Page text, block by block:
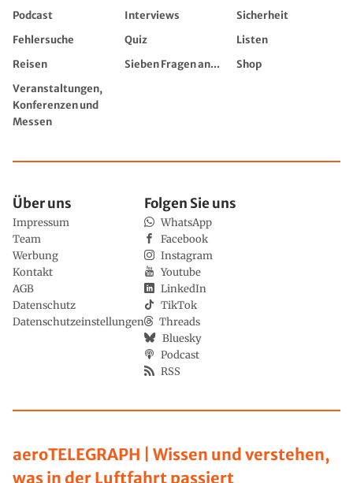
Podcast
Interviews
Sicherheit
Fehlersuche
Quiz
Listen
Reisen
Sieben Fragen an...
Shop
Veranstaltungen,
Konferenzen und
Messen
aeroTELEGRAPH | Wissen und verstehen,
was in der Luftfahrt passiert
Über uns
Impressum
Team
Werbung
Kontakt
AGB
Datenschutz
Datenschutzeinstellungen
Folgen Sie uns
WhatsApp
Facebook
Instagram
Youtube
LinkedIn
TikTok
Threads
Bluesky
Podcast
RSS